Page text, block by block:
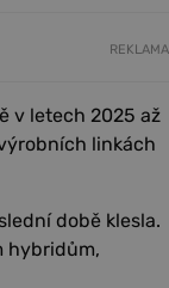
REKLAMA
v letech 2025 až
linkách
době klesla.
hybridům,